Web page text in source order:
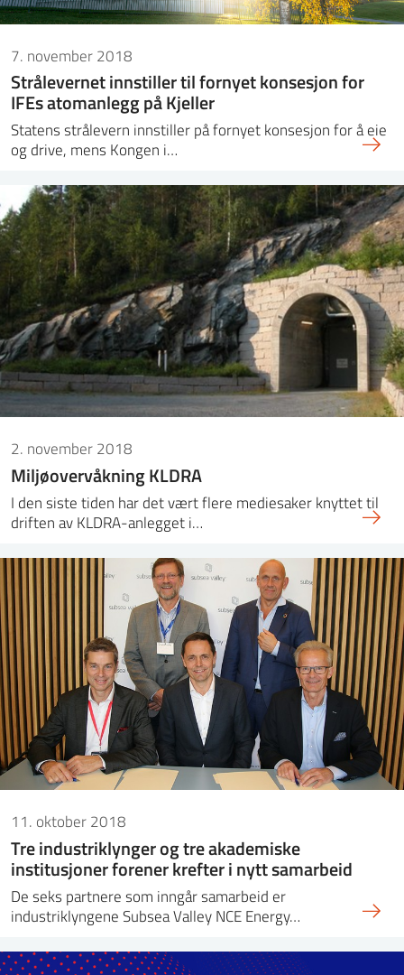
7. november 2018
Strålevernet innstiller til fornyet konsesjon for
IFEs atomanlegg på Kjeller
Statens strålevern innstiller på fornyet konsesjon for å eie
og drive, mens Kongen i…
2. november 2018
Miljøovervåkning KLDRA
I den siste tiden har det vært flere mediesaker knyttet til
driften av KLDRA-anlegget i…
11. oktober 2018
Tre industriklynger og tre akademiske
institusjoner forener krefter i nytt samarbeid
De seks partnere som inngår samarbeid er
industriklyngene Subsea Valley NCE Energy…